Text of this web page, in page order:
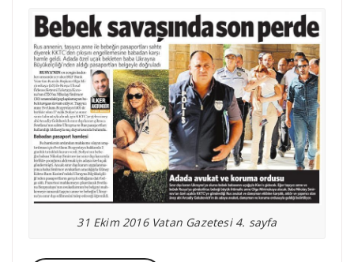
31 Ekim 2016 Vatan Gazetesi 4. sayfa